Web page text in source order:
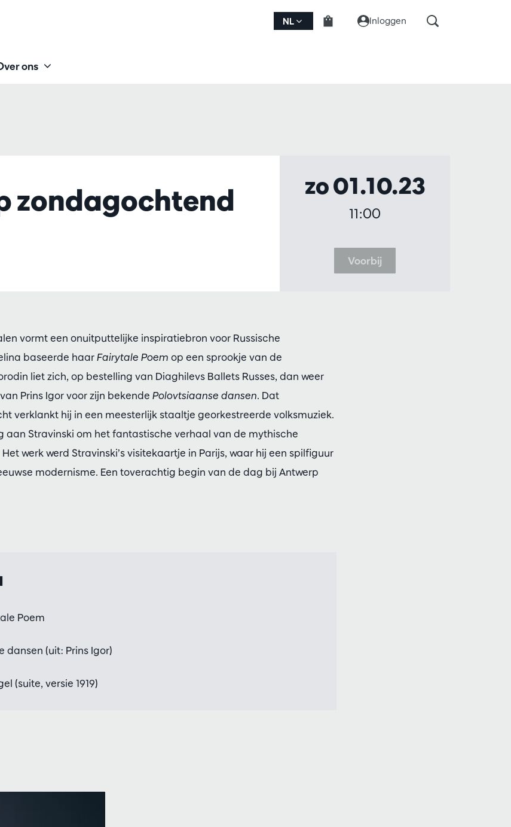
NL Inloggen
ons
zondagochtend zo 01.10.23
11:00
Voorbij
vormt een onuitputtelijke inspiratiebron voor Russische
baseerde haarFairytale Poem op een sprookje van de
liet zich, op bestelling van Diaghilevs Ballets Russes, dan weer
Prins Igor voor zijn bekende Polovtsiaanse dansen. Dat
verklankt hij in een meesterlijk staaltje georkestreerde volksmuziek.
aan Stravinski om het fantastische verhaal van de mythische
werk werd Stravinski’s visitekaartje in Parijs, waar hij een spilfiguur
modernisme. Een toverachtig begin van de dag bij Antwerp
Poem
dansen (uit: Prins Igor)
(suite, versie 1919)